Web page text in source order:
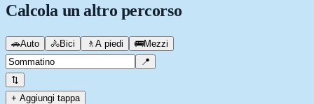
Calcola un altro percorso
🚗Auto 🚴Bici 🚶 A piedi 🚌Mezzi
📍
⇅
+ Aggiungi tappa